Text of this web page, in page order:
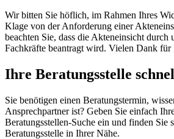
Wir bitten Sie höflich, im Rahmen Ihres
Klage von der Anforderung einer
beachten Sie, dass die Akteneinsicht durch
Fachkräfte beantragt wird. Vielen Dank für
Ihre Beratungsstelle
Sie benötigen einen Beratungstermin,
Ansprechpartner ist? Geben Sie einfach
Beratungsstellen-Suche ein und finden Sie
Beratungsstelle in Ihrer Nähe.